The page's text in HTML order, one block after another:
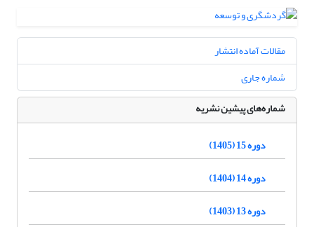
مقالات آماده انتشار
شماره جاری
شماره‌های پیشین نشریه
دوره 15 (1405)
دوره 14 (1404)
دوره 13 (1403)